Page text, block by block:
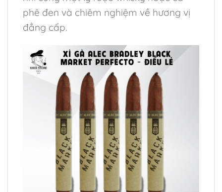
phê đen và chiêm nghiệm về hương vị
đẳng cấp.